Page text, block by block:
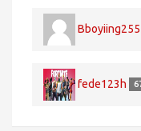
Bboyiing255
fede123h